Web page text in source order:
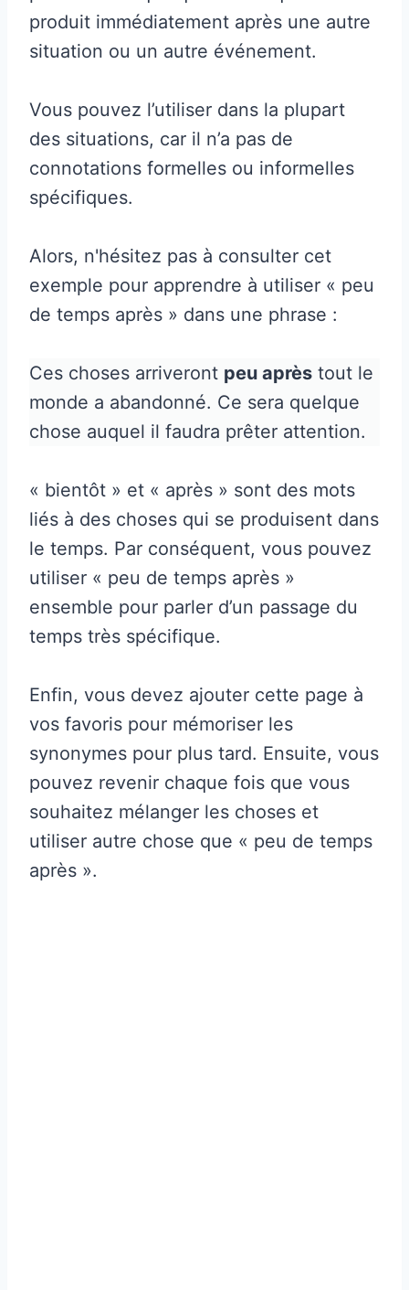
produit immédiatement après une autre
situation ou un autre événement.
Vous pouvez l’utiliser dans la plupart
des situations, car il n’a pas de
connotations formelles ou informelles
spécifiques.
Alors, n'hésitez pas à consulter cet
exemple pour apprendre à utiliser « peu
de temps après » dans une phrase :
Ces choses arriveront peu après tout le
monde a abandonné. Ce sera quelque
chose auquel il faudra prêter attention.
« bientôt » et « après » sont des mots
liés à des choses qui se produisent dans
le temps. Par conséquent, vous pouvez
utiliser « peu de temps après »
ensemble pour parler d’un passage du
temps très spécifique.
Enfin, vous devez ajouter cette page à
vos favoris pour mémoriser les
synonymes pour plus tard. Ensuite, vous
pouvez revenir chaque fois que vous
souhaitez mélanger les choses et
utiliser autre chose que « peu de temps
après ».